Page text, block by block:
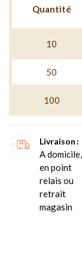
Quantité
10
50
100
Livraison
A domicile,
en point
relais ou
retrait
magasin